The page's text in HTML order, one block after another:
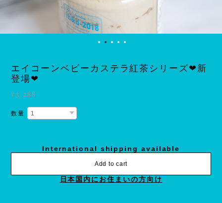
エイコーンベビーカステラ紅茶シリーズ❤新
登場❤
¥3,288
数量
International shipping available
Add to cart
日本国内にお住まいの方向け